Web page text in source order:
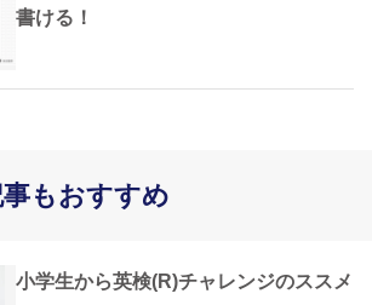
書ける！
もおすすめ
小学生から英検(R)チャレンジのススメ